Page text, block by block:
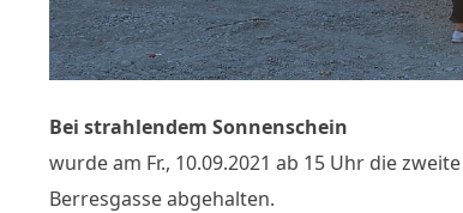
Bei strahlendem Sonnenschein
wurde am Fr., 10.09.2021 ab 15 Uhr die
Berresgasse abgehalten.